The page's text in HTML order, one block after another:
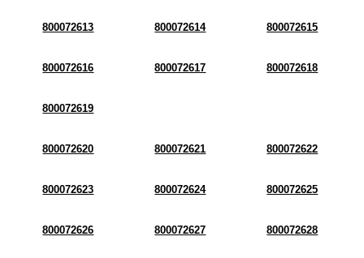
800072613 800072614 800072615
800072616 800072617 800072618
800072619
800072620 800072621 800072622
800072623 800072624 800072625
800072626 800072627 800072628